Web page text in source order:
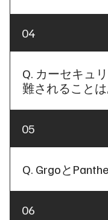
合わせて最適なカ
ます。 「自分の車
いる方も、まずは
盗難リスクやおす
くご説明させてい
しかし近年は、ス
ど、利便性を向上
ジタル化）が進ん
のため、現在の盗
口に対してアナロ
ムは、約20年前か
は、シンプルで確
い防犯性能を維持
PROTECTでは、
なく、その利便性
ュリティを組み合
PROTECTで取り扱
在主流となってい
レーター（ゲーム
たシステムです。
キュリティを取り
うに取り付けるか
も、システム構成
せて、現在の盗難
対策できる？」な
04
Q. カーセキュ
難されること
なくゼロに近づけ
す。 どのような防
れない」とお約束
BRAIN PROTECT
口を想定し、お客
適なシステム設計
05
Q. Grgoと
06